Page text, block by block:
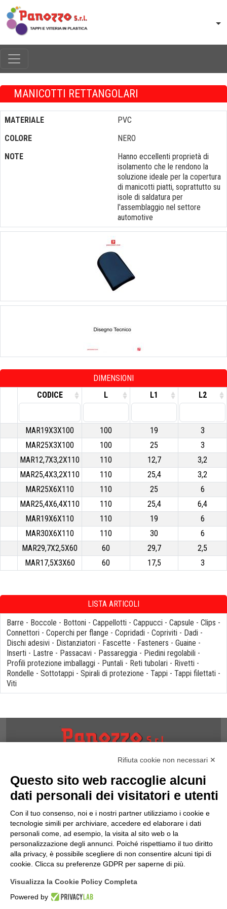
MANICOTTI RETTANGOLARI
MATERIALE
PVC
COLORE
NERO
NOTE
Hanno eccellenti proprietà di
isolamento che le rendono la
soluzione ideale per la copertura
di manicotti piatti, soprattutto su
isole di saldatura per
l'assemblaggio nel settore
automotive
DIMENSIONI
CODICE
L L1 L2
MAR19X3X100 100 19
3
MAR25X3X100
100 25
3
MAR12,7X3,2X110
110 12,7
3,2
MAR25,4X3,2X110
110 25,4
3,2
MAR25X6X110
110 25
6
MAR25,4X6,4X110
110 25,4
6,4
MAR19X6X110
110 19
6
MAR30X6X110
110 30
6
MAR29,7X2,5X60
60 29,7
2,5
MAR17,5X3X60
60 17,5 3
LISTA ARTICOLI
Barre - Boccole - Bottoni - Cappellotti - Cappucci - Capsule - Clips -
Connettori - Coperchi per flange - Copridadi - Copriviti - Dadi -
Dischi adesivi - Distanziatori - Fascette - Fasteners - Guaine -
Inserti - Lastre - Passacavi - Passareggia - Piedini regolabili -
Profili protezione imballaggi - Puntali - Reti tubolari - Rivetti -
Rondelle - Sottotappi - Spirali di protezione - Tappi - Tappi filettati -
Viti
NOTE
Informativa Privacy
Informativa Cookies
termini & Condizioni
INFORMAZIONI
Contatti
Dove Siamo
Mappa del Sito
SEGUICI SU...
Rifiuta cookie non necessari ✕
Questo sito web raccoglie alcuni
dati personali dei visitatori e utenti
Con il tuo consenso, noi e i nostri partner utilizziamo i cookie e
tecnologie simili per archiviare, accedere ed elaborare i dati
personali come, ad esempio, la visita al sito web o la
personalizzazione degli annunci. Poiché rispettiamo il tuo diritto
alla privacy, è possibile scegliere di non consentire alcuni tipi di
cookie. Clicca su preferenze GDPR per saperne di più.
Visualizza la Cookie Policy Completa
Powered by